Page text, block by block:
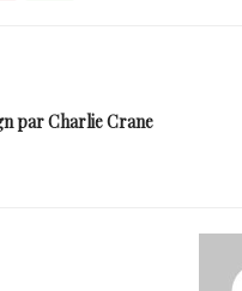
par Charlie Crane